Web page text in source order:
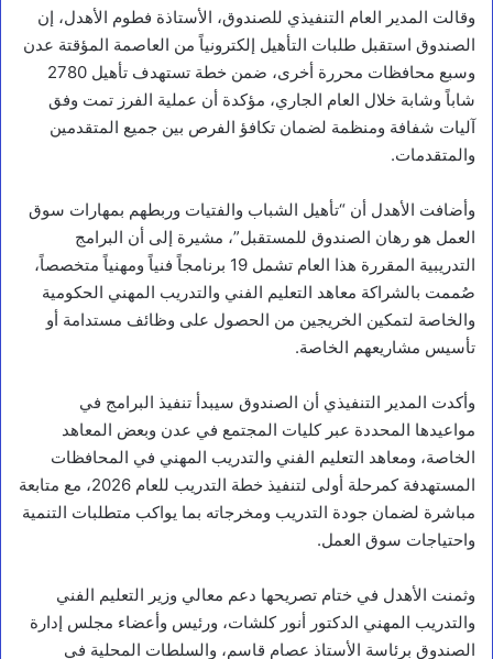
وقالت المدير العام التنفيذي للصندوق، الأستاذة فطوم الأهدل، إن
الصندوق استقبل طلبات التأهيل إلكترونياً من العاصمة المؤقتة عدن
وسبع محافظات محررة أخرى، ضمن خطة تستهدف تأهيل 2780
شاباً وشابة خلال العام الجاري، مؤكدة أن عملية الفرز تمت وفق
آليات شفافة ومنظمة لضمان تكافؤ الفرص بين جميع المتقدمين
والمتقدمات.
وأضافت الأهدل أن “تأهيل الشباب والفتيات وربطهم بمهارات سوق
العمل هو رهان الصندوق للمستقبل”، مشيرة إلى أن البرامج
التدريبية المقررة هذا العام تشمل 19 برنامجاً فنياً ومهنياً متخصصاً،
صُممت بالشراكة معاهد التعليم الفني والتدريب المهني الحكومية
والخاصة لتمكين الخريجين من الحصول على وظائف مستدامة أو
تأسيس مشاريعهم الخاصة.
وأكدت المدير التنفيذي أن الصندوق سيبدأ تنفيذ البرامج في
مواعيدها المحددة عبر كليات المجتمع في عدن وبعض المعاهد
الخاصة، ومعاهد التعليم الفني والتدريب المهني في المحافظات
المستهدفة كمرحلة أولى لتنفيذ خطة التدريب للعام 2026، مع متابعة
مباشرة لضمان جودة التدريب ومخرجاته بما يواكب متطلبات التنمية
واحتياجات سوق العمل.
وثمنت الأهدل في ختام تصريحها دعم معالي وزير التعليم الفني
والتدريب المهني الدكتور أنور كلشات، ورئيس وأعضاء مجلس إدارة
الصندوق برئاسة الأستاذ عصام قاسم، والسلطات المحلية في
ر
ئ
ي
س
م
ج
ل
ل
ق
ي